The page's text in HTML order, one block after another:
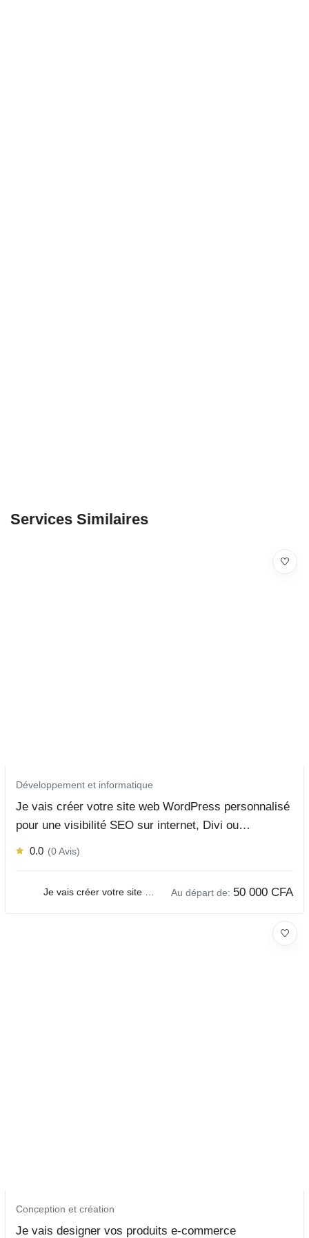
Services Similaires
Développement et informatique
Je vais créer votre site web WordPress personnalisé
pour une visibilité SEO sur internet, Divi ou
Elementor
0.0 (0 Avis)
Au départ de: 50 000 CFA
Conception et création
Je vais designer vos produits e-commerce